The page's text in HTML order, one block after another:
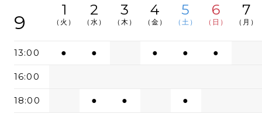
9
1
（火）
2
（水）
3
（木）
4
（金）
5
（土）
6
（日）
7
（月）
13:00 ● ● ● ● ●
16:00
18:00 ● ● ●